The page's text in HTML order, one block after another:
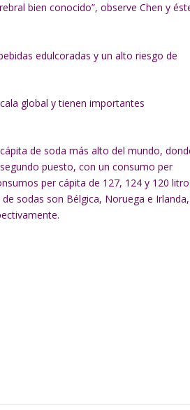
bien conocido”, observe Chen y
edulcoradas y un alto riesgo de
global y tienen importantes
de soda más alto del mundo,
puesto, con un consumo per
per cápita de 127, 124 y 120
sodas son Bélgica, Noruega e Irlanda,